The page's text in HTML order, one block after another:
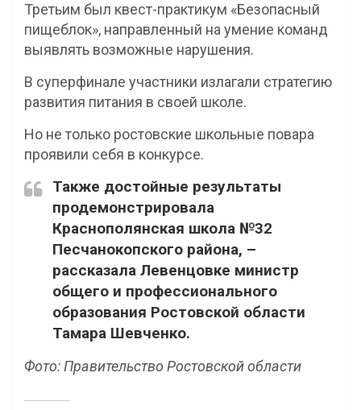
Третьим был квест-практикум «Безопасный
пищеблок», направленный на умение команд
выявлять возможные нарушения.
В суперфинале участники излагали стратегию
развития питания в своей школе.
Но не только ростовские школьные повара
проявили себя в конкурсе.
Также достойные результаты
продемонстрировала
Краснополянская школа №32
Песчанокопского района, –
рассказала Левенцовке министр
общего и профессионального
образования Ростовской области
Тамара Шевченко.
Фото: Правительство Ростовской области